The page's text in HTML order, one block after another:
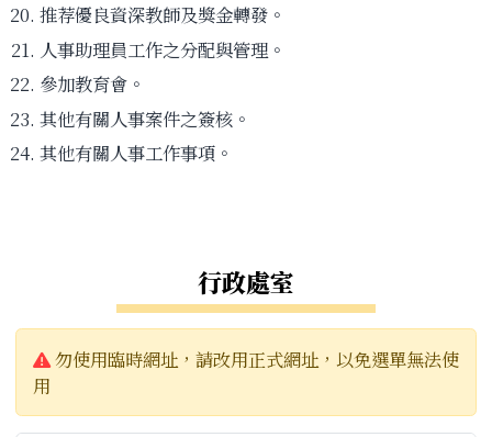
推荐優良資深教師及獎金轉發。
人事助理員工作之分配與管理。
參加教育會。
其他有關人事案件之簽核。
其他有關人事工作事項。
行政處室
警告:
勿使用臨時網址，請改用正式網址，以免選單無法使
用